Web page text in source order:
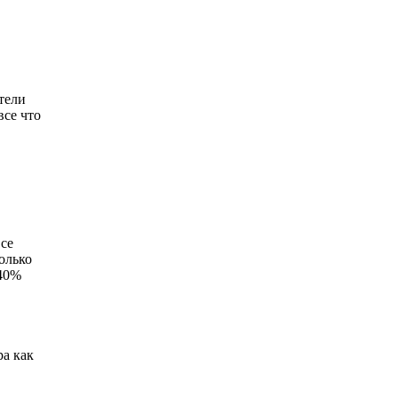
и
что
как